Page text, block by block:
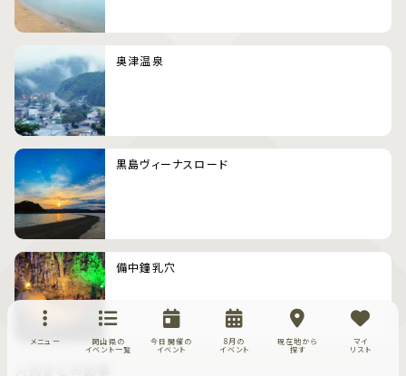
奥津温泉
黒島ヴィーナスロード
備中鐘乳穴
メニュー
岡山県の
イベント一覧
今日開催の
イベント
8月の
イベント
現在地から
探す
マイ
リスト